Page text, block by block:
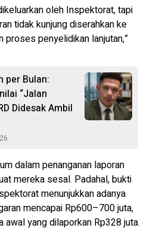
oleh Inspektorat, tapi
tidak kunjung diserahkan ke
penyelidikan lanjutan,”
per Bulan:
“Jalan
Didesak Ambil
dalam penanganan laporan
mereka sesal. Padahal, bukti
menunjukkan adanya
mencapai Rp600–700 juta,
awal yang dilaporkan Rp328 juta.